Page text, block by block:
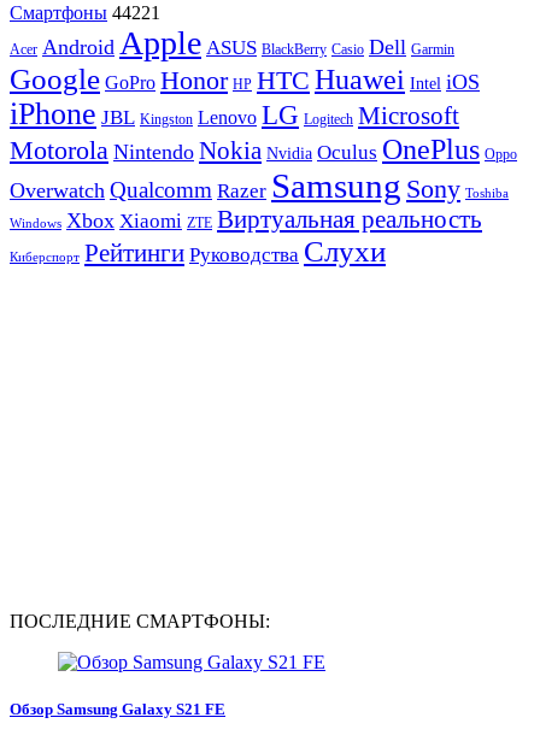
Смартфоны 44221
Acer Android Apple ASUS BlackBerry Casio Dell Garmin
Google GoPro Honor HP HTC Huawei Intel iOS
iPhone JBL Kingston Lenovo LG Logitech Microsoft
Motorola Nintendo Nokia Nvidia Oculus OnePlus Oppo
Overwatch Qualcomm Razer Samsung Sony Toshiba
Windows Xbox Xiaomi ZTE Виртуальная реальность
Киберспорт Рейтинги Руководства Слухи
ПОСЛЕДНИЕ СМАРТФОНЫ:
Обзор Samsung Galaxy S21 FE